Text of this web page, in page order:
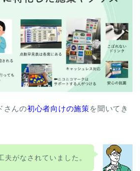
さんの初心者向けの施策を聞いてき
夫がなされていました。